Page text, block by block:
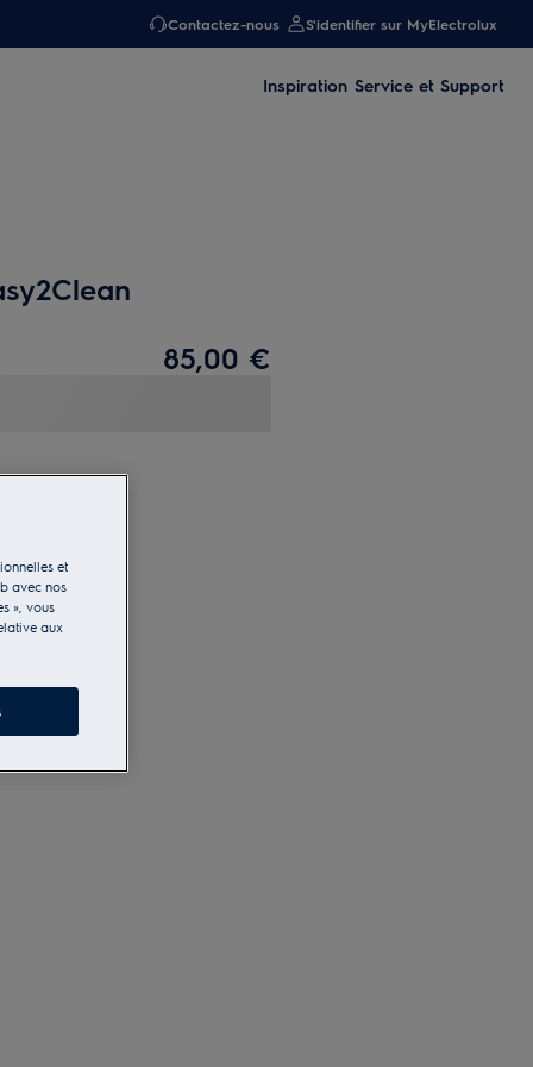
Contactez-nous S'identifier sur MyElectrolux
Inspiration Service et Support
85,00 €
et
avec nos
», vous
aux